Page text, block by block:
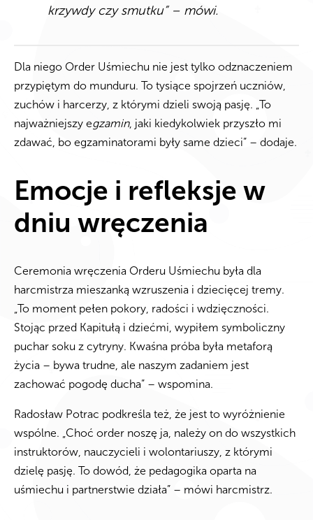
krzywdy czy smutku” – mówi.
Dla niego Order Uśmiechu nie jest tylko odznaczeniem
przypiętym do munduru. To tysiące spojrzeń uczniów,
zuchów i harcerzy, z którymi dzieli swoją pasję. „To
najważniejszy egzamin, jaki kiedykolwiek przyszło mi
zdawać, bo egzaminatorami były same dzieci” – dodaje.
Emocje i refleksje w
dniu wręczenia
Ceremonia wręczenia Orderu Uśmiechu była dla
harcmistrza mieszanką wzruszenia i dziecięcej tremy.
„To moment pełen pokory, radości i wdzięczności.
Stojąc przed Kapitułą i dziećmi, wypiłem symboliczny
puchar soku z cytryny. Kwaśna próba była metaforą
życia – bywa trudne, ale naszym zadaniem jest
zachować pogodę ducha” – wspomina.
Radosław Potrac podkreśla też, że jest to wyróżnienie
wspólne. „Choć order noszę ja, należy on do wszystkich
instruktorów, nauczycieli i wolontariuszy, z którymi
dzielę pasję. To dowód, że pedagogika oparta na
uśmiechu i partnerstwie działa” – mówi harcmistrz.